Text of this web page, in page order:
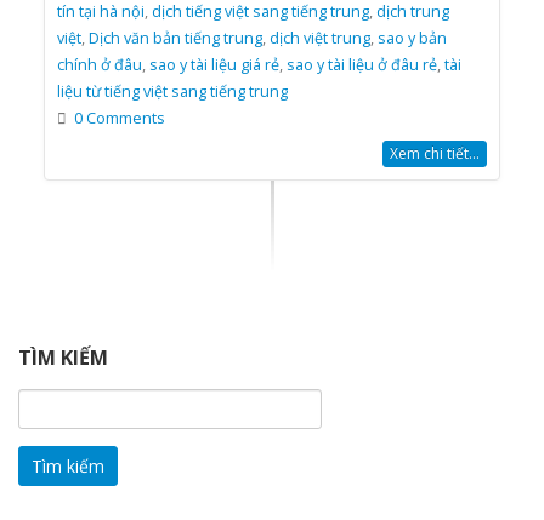
tín tại hà nội,dịch tiếng việt sang tiếng trung,dịch trung
việt,Dịch văn bản tiếng trung,dịch việt trung, sao y bản
chính ở đâu, sao y tài liệu giá rẻ, sao y tài liệu ở đâu rẻ,tài
liệu từ tiếng việt sang tiếng trung
0 Comments
Xem chi tiết...
TÌM KIẾM
kiếm
cho: